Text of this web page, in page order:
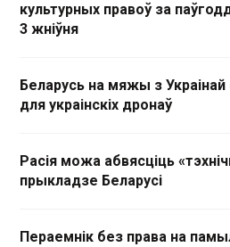
культурных правоў за
3 жніўня
Беларусь на мяжы з
для украінскіх дронаў
Расія можа абвясціць
прыкладзе Беларусі
Пераемнік без права на